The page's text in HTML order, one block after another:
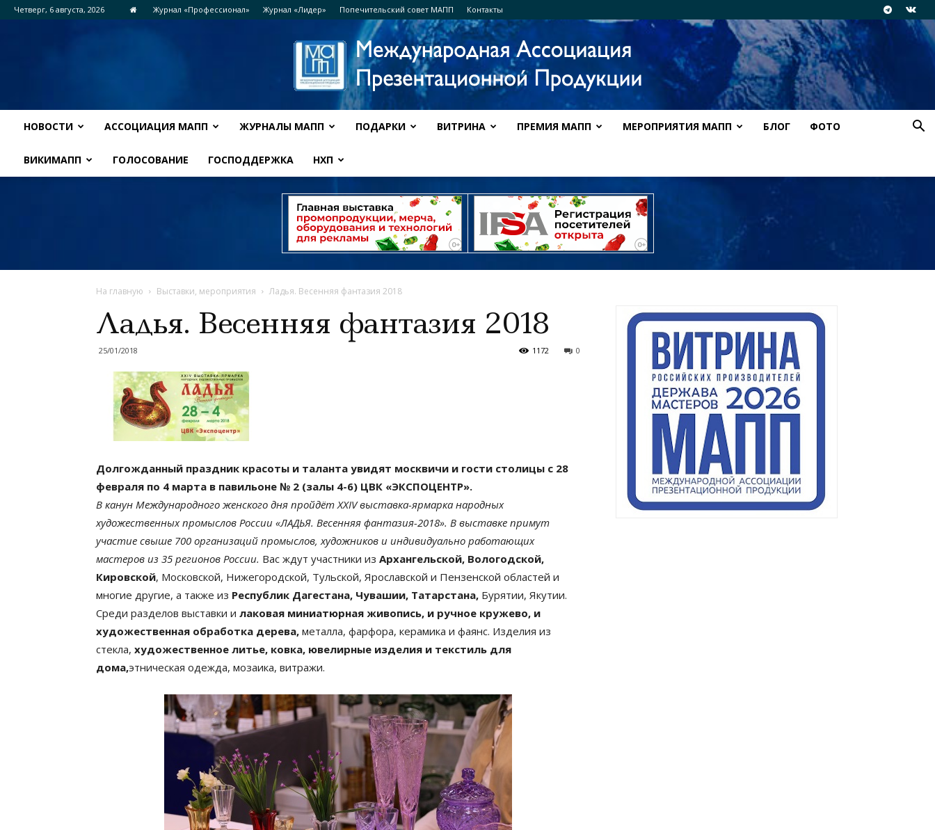
Четверг, 6 августа, 2026 Журнал «Профессионал» Журнал «Лидер» Попечительский совет МАПП Контакты
НОВОСТИ АССОЦИАЦИЯ МАПП ЖУРНАЛЫ МАПП ПОДАРКИ ВИТРИНА ПРЕМИЯ МАПП МЕРОПРИЯТИЯ МАПП БЛОГ ФОТО
ВИКИМАПП ГОЛОСОВАНИЕ ГОСПОДДЕРЖКА НХП
На главную Выставки, мероприятия Ладья. Весенняя фантазия 2018
Ладья. Весенняя фантазия 2018
25/01/2018 0
1172
Долгожданный праздник красоты и таланта увидят москвичи и гости столицы с 28
февраля по 4 марта в павильоне № 2 (залы 4-6) ЦВК «ЭКСПОЦЕНТР».
В канун Международного женского дня пройдёт XXIV выставка-ярмарка народных
художественных промыслов России «ЛАДЬЯ. Весенняя фантазия-2018». В выставке примут
участие свыше 700 организаций промыслов, художников и индивидуально работающих
мастеров из 35 регионов России. Вас ждут участники из Архангельской, Вологодской,
Кировской, Московской, Нижегородской, Тульской, Ярославской и Пензенской областей и
многие другие, а также из Республик Дагестана, Чувашии, Татарстана, Бурятии, Якутии.
Среди разделов выставки и лаковая миниатюрная живопись, и ручное кружево, и
художественная обработка дерева, металла, фарфора, керамика и фаянс. Изделия из
стекла, художественное литье, ковка, ювелирные изделия и текстиль для
дома,этническая одежда, мозаика, витражи.